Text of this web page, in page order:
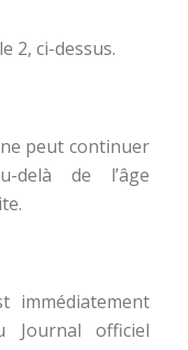
2, ci-dessus.
peut continuer
delà de l’âge
immédiatement
Journal officiel